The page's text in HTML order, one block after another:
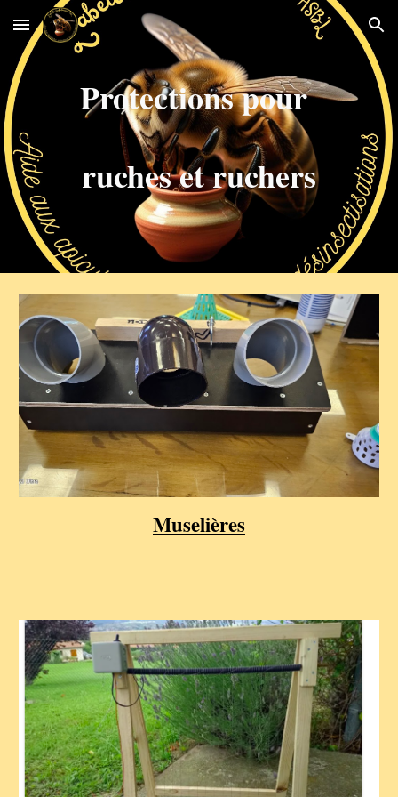
Skip to main content Skip to navigation
Protections pour
ruches et ruchers
Muselières